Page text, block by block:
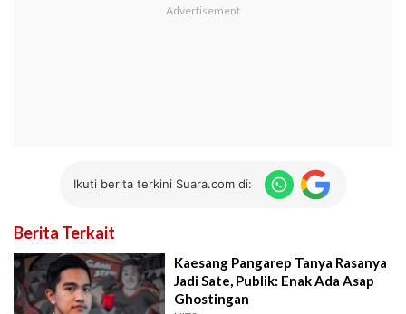
Ikuti berita terkini Suara.com di:
Berita Terkait
Kaesang Pangarep Tanya Rasanya
Jadi Sate, Publik: Enak Ada Asap
Ghostingan